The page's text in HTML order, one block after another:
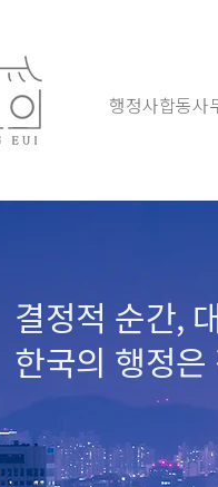
행정사합동사
결정적 순간,
한국의 행정